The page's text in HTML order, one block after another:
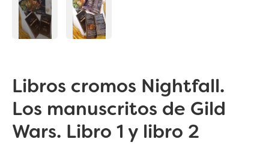
Libros cromos Nightfall.
Los manuscritos de Gild
Wars. Libro 1 y libro 2